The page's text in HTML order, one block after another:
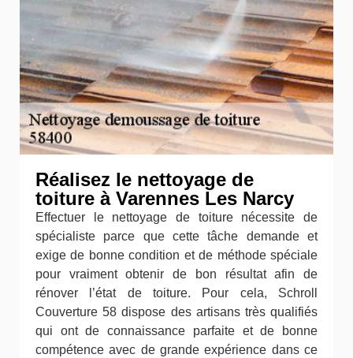
Réalisez le nettoyage de
toiture à Varennes Les Narcy
Effectuer le nettoyage de toiture nécessite de
spécialiste parce que cette tâche demande et
exige de bonne condition et de méthode spéciale
pour vraiment obtenir de bon résultat afin de
rénover l’état de toiture. Pour cela, Schroll
Couverture 58 dispose des artisans très qualifiés
qui ont de connaissance parfaite et de bonne
compétence avec de grande expérience dans ce